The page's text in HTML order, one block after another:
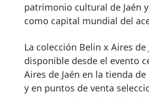
patrimonio cultural de Jaén
como capital mundial del
La colección Belin x Aires de
disponible desde el evento
Aires de Jaén en la tienda
y en puntos de venta